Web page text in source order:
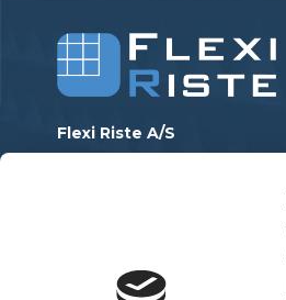
Flexi Riste A/S
mail@flexiriste.dk